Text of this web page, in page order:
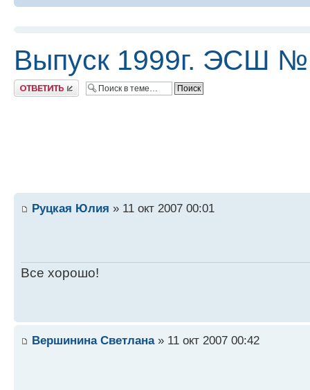
Выпуск 1999г. ЭСШ
Ответить
Руцкая Юлия » 11 окт 2007 00:01
Все хорошо!
Вершинина Светлана» 11 окт 2007 00:42